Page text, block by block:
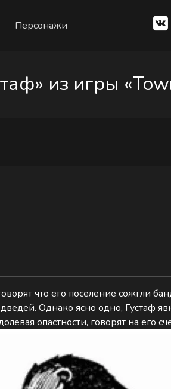
Персонажи
из игры
что его поселение сожгли
Однако ясно одно, Густаф
опастности, говорят на его